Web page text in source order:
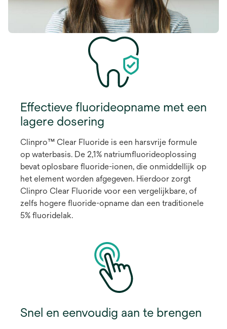
Effectieve fluorideopname met een
lagere dosering
Clinpro™ Clear Fluoride is een harsvrije formule
op waterbasis. De 2,1% natriumfluorideoplossing
bevat oplosbare fluoride-ionen, die onmiddellijk op
het element worden afgegeven. Hierdoor zorgt
Clinpro Clear Fluoride voor een vergelijkbare, of
zelfs hogere fluoride-opname dan een traditionele
5% fluoridelak.
Snel en eenvoudig aan te brengen